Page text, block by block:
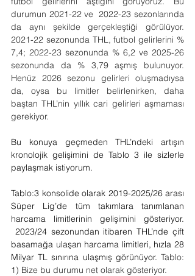
durumun 2021-22 ve  2022-23 sezonlarında
da aynı şekilde gerçekleştiği görülüyor.
2021-22 sezonunda THL, futbol gelirlerini %
7,4; 2022-23 sezonunda % 6,2 ve 2025-26
sezonunda da % 3,79 aşmış bulunuyor.
Henüz 2026 sezonu gelirleri oluşmadıysa
da, oysa bu limitler belirlenirken, daha
baştan THL’nin yıllık cari gelirleri aşmaması
gerekiyor.
Bu konuya geçmeden THL’ndeki artışın
kronolojik gelişimini de Tablo 3 ile sizlerle
paylaşmak istiyorum.
Tablo:3 konsolide olarak 2019-2025/26 arası
Süper Lig’de tüm takımlara tanımlanan
harcama limitlerinin gelişimini gösteriyor.
2023/24 sezonundan itibaren THL’nde çift
basamağa ulaşan harcama limitleri, hızla 28
Milyar TL sınırına ulaşmış görünüyor. Tablo:
1) Bize bu durumu net olarak gösteriyor.